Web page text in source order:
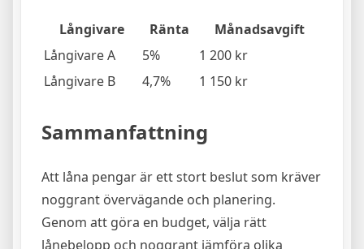
Långivare Ränta
Månadsavgift
Långivare A
5%
1 200 kr
Långivare B
4,7% 1 150 kr
Sammanfattning
Att låna pengar är ett stort beslut som kräver
noggrant övervägande och planering.
Genom att göra en budget, välja rätt
lånebelopp och noggrant jämföra olika